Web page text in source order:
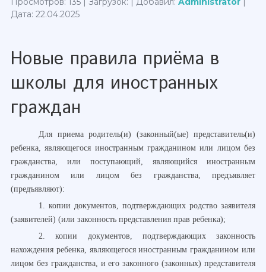
Дата: 22.04.2025
Новые правила приёма в
школы для иностранных
граждан
Для приема родитель(и) (законный(ые) представитель(и)
ребенка, являющегося иностранным гражданином или лицом без
гражданства, или поступающий, являющийся иностранным
гражданином или лицом без гражданства, предъявляет
(предъявляют):
1. копии документов, подтверждающих родство заявителя
(заявителей) (или законность представления прав ребенка);
2. копии документов, подтверждающих законность
нахождения ребенка, являющегося иностранным гражданином или
лицом без гражданства, и его законного (законных) представителя